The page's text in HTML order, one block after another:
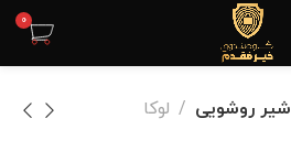
0
شیر روشویی
لوکا